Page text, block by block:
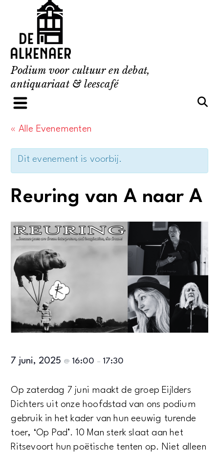
content
Podium voor cultuur en debat,
antiquariaat & leescafé
« Alle Evenementen
Dit evenement is voorbij.
Reuring van A naar A
7 juni, 2025 @ 16:00 – 17:30
Op zaterdag 7 juni maakt de groep Eijlders
Dichters uit onze hoofdstad van ons podium
gebruik in het kader van hun eeuwig turende
toer, ‘Op Pad’. 10 Man sterk slaat aan het
Ritsevoort hun poëtische tenten op. Niet alleen